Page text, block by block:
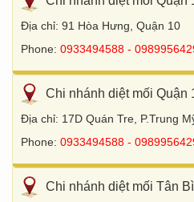
Địa chỉ: 91 Hòa Hưng, Quận 10
Phone: 0933494588 -
Chi nhánh diệt mối Quận
Địa chỉ: 17D Quán Tre, P.Trung
Phone: 0933494588 -
Chi nhánh diệt mối Tân